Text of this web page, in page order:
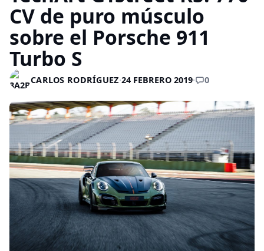
CV de puro músculo
sobre el Porsche 911
Turbo S
CARLOS RODRÍGUEZ·24 FEBRERO 2019· 0